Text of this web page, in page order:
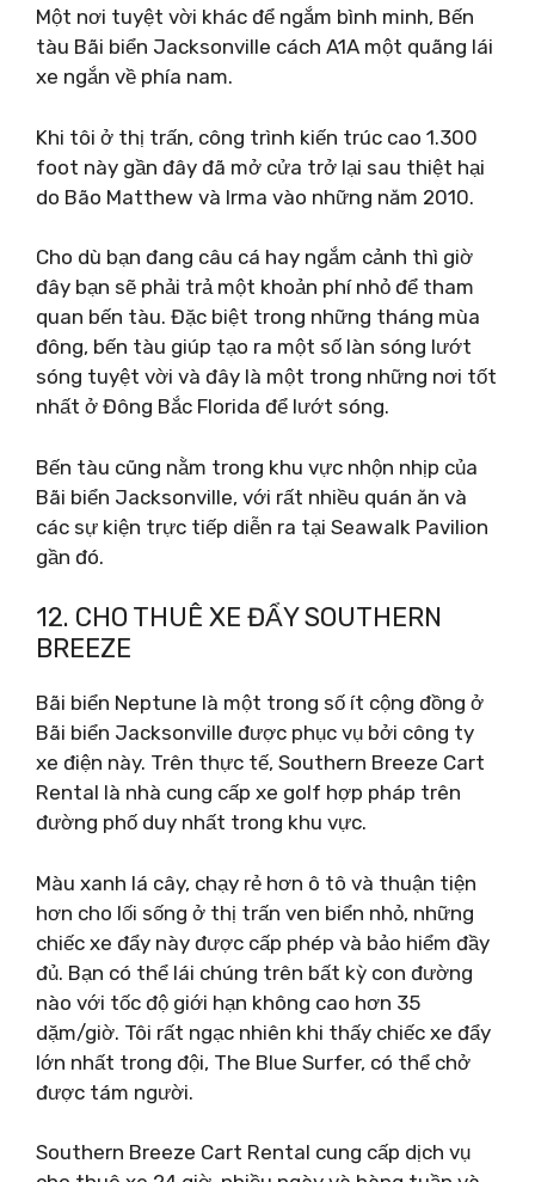
Một nơi tuyệt vời khác để ngắm bình minh, Bến
tàu Bãi biển Jacksonville cách A1A một quãng lái
xe ngắn về phía nam.
Khi tôi ở thị trấn, công trình kiến ​​trúc cao 1.300
foot này gần đây đã mở cửa trở lại sau thiệt hại
do Bão Matthew và Irma vào những năm 2010.
Cho dù bạn đang câu cá hay ngắm cảnh thì giờ
đây bạn sẽ phải trả một khoản phí nhỏ để tham
quan bến tàu. Đặc biệt trong những tháng mùa
đông, bến tàu giúp tạo ra một số làn sóng lướt
sóng tuyệt vời và đây là một trong những nơi tốt
nhất ở Đông Bắc Florida để lướt sóng.
Bến tàu cũng nằm trong khu vực nhộn nhịp của
Bãi biển Jacksonville, với rất nhiều quán ăn và
các sự kiện trực tiếp diễn ra tại Seawalk Pavilion
gần đó.
12. CHO THUÊ XE ĐẨY SOUTHERN
BREEZE
Bãi biển Neptune là một trong số ít cộng đồng ở
Bãi biển Jacksonville được phục vụ bởi công ty
xe điện này. Trên thực tế, Southern Breeze Cart
Rental là nhà cung cấp xe golf hợp pháp trên
đường phố duy nhất trong khu vực.
Màu xanh lá cây, chạy rẻ hơn ô tô và thuận tiện
hơn cho lối sống ở thị trấn ven biển nhỏ, những
chiếc xe đẩy này được cấp phép và bảo hiểm đầy
đủ. Bạn có thể lái chúng trên bất kỳ con đường
nào với tốc độ giới hạn không cao hơn 35
dặm/giờ. Tôi rất ngạc nhiên khi thấy chiếc xe đẩy
lớn nhất trong đội, The Blue Surfer, có thể chở
được tám người.
Southern Breeze Cart Rental cung cấp dịch vụ